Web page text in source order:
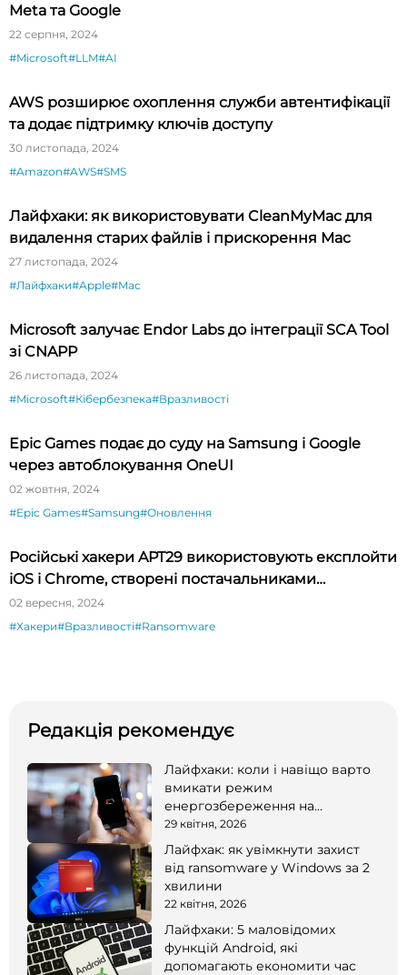
Meta та Google
22 серпня, 2024
#Microsoft#LLM#AI
AWS розширює охоплення служби автентифікації
та додає підтримку ключів доступу
30 листопада, 2024
#Amazon#AWS#SMS
Лайфхаки: як використовувати CleanMyMac для
видалення старих файлів і прискорення Mac
27 листопада, 2024
#Лайфхаки#Apple#Mac
Microsoft залучає Endor Labs до інтеграції SCA Tool
зі CNAPP
26 листопада, 2024
#Microsoft#Кібербезпека#Вразливості
Epic Games подає до суду на Samsung і Google
через автоблокування OneUI
02 жовтня, 2024
#Epic Games#Samsung#Оновлення
Російські хакери APT29 використовують експлойти
iOS і Chrome, створені постачальниками
шпигунського ПЗ
02 вересня, 2024
#Хакери#Вразливості#Ransomware
Редакція рекомендує
Лайфхаки: коли і навіщо варто
вмикати режим
енергозбереження на
смартфоні
29 квітня, 2026
Лайфхак: як увімкнути захист
від ransomware у Windows за 2
хвилини
22 квітня, 2026
Лайфхаки: 5 маловідомих
функцій Android, які
допомагають економити час